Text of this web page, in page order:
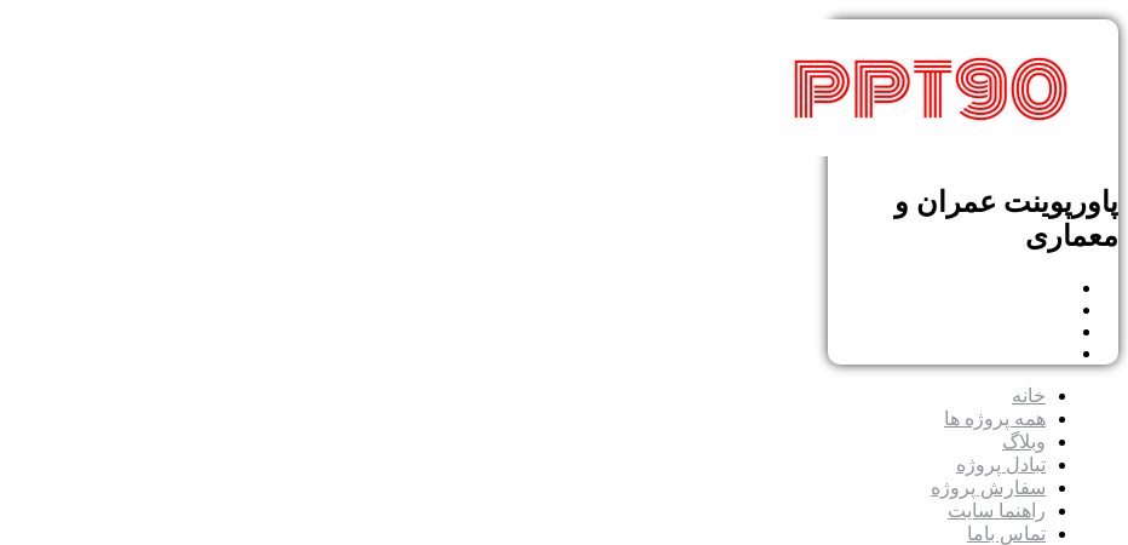
پاورپوینت عمران و
معماری
خانه
همه پروژه ها
وبلاگ
تبادل پروژه
سفارش پروژه
راهنما سایت
تماس باما